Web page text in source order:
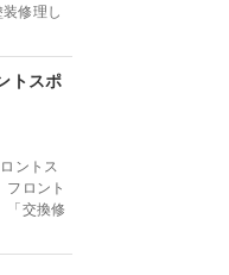
修理し
トスポ
ントス
フロント
「交換修